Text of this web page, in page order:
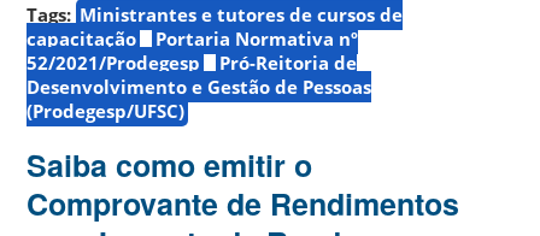
Tags: Ministrantes e tutores de cursos de
capacitação
Portaria Normativa nº
52/2021/Prodegesp
Pró-Reitoria de
Desenvolvimento e Gestão de Pessoas
(Prodegesp/UFSC)
Saiba como emitir o
Comprovante de Rendimentos